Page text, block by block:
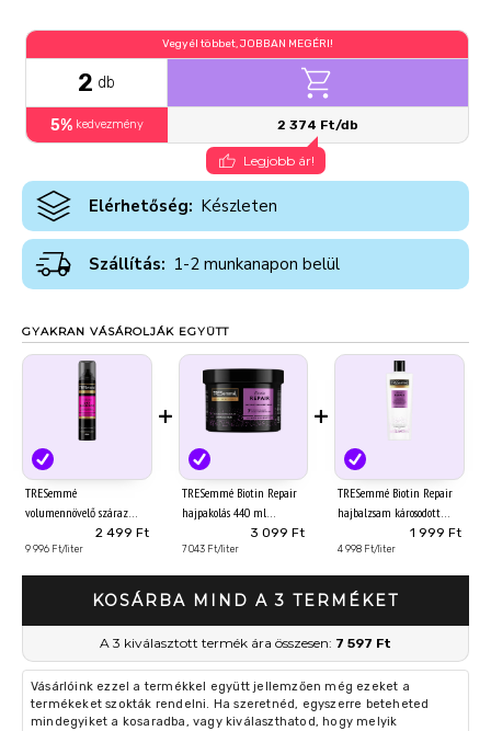
Vegyél többet, JOBBAN MEGÉRI!
2 db
5% kedvezmény 2 374 Ft/db
Legjobb ár!
Elérhetőség: Készleten
Szállítás: 1-2 munkanapon belül
GYAKRAN VÁSÁROLJÁK EGYÜTT
TRESemmé
volumennövelő száraz
sampon 250 ml2 499 Ft
9 996 Ft/liter
+
TRESemmé Biotin Repair
hajpakolás 440 ml
3 099 Ft
7 043 Ft/liter
+
TRESemmé Biotin Repair
hajbalzsam károsodott
1 999 Ft
4 998 Ft/liter
KOSÁRBA MIND A 3 TERMÉKET
A 3 kiválasztott termék ára összesen: 7 597 Ft
Vásárlóink ezzel a termékkel együtt jellemzően még ezeket a
termékeket szokták rendelni. Ha szeretnéd, egyszerre beteheted
mindegyiket a kosaradba, vagy kiválaszthatod, hogy melyik